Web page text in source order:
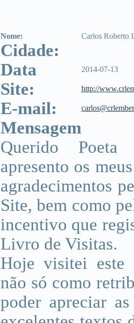
Nome: Carlos Roberto
Cidade:
Data
2014-07-13
Site: http://
E-mail:
Mensagem
Querido Poeta
apresento os
agradecimentos
Site, bem como
incentivo que
Livro de Visitas.
Hoje visitei
não só como
poder apreciar